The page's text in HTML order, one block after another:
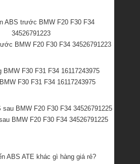
BMW F20 F30 F34 34526791223
F30 F31 F34 16117243975
BMW F20 F30 F34 34526791225
ABS ATE khác gì hàng giá rẻ?